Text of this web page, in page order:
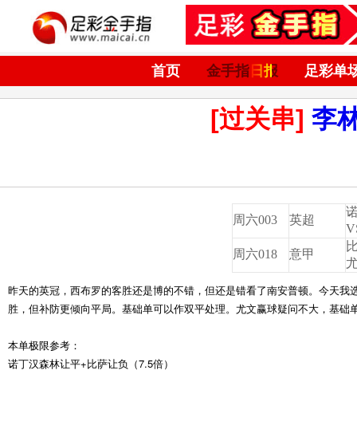
首页 金手指日报 足彩单
[过关串] 李
周六003 英超
周六018
意甲
昨天的英冠，西布罗的客胜还是博的不错，但还是错看了南安普顿。今天
胜，但补防更倾向平局。基础单可以作双平处理。尤文赢球疑问不大，基础
本单极限参考：
诺丁汉森林让平+比萨让负（7.5倍）